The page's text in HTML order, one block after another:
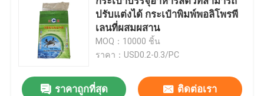
ปรับแต่งได้ กระเป๋าพิมพ์พอลิโพรพี
เลนที่ผสมผสาน
MOQ：10000 ชิ้น
ราคา：USD0.2-0.3/PC
ราคาถูกที่สุด ติดต่อเรา